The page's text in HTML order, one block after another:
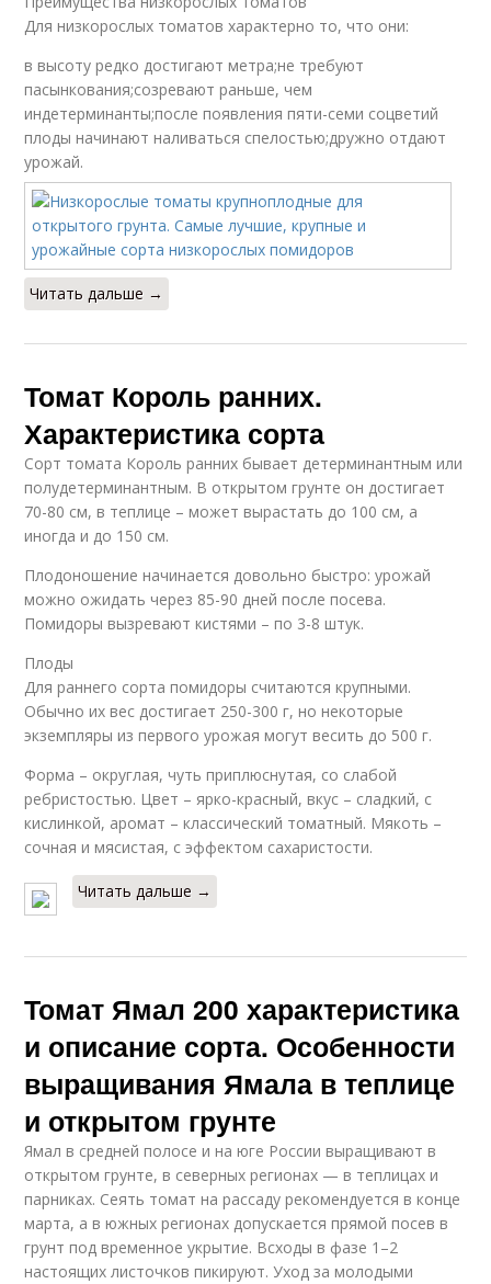
Для низкорослых томатов характерно то, что они:
в высоту редко достигают метра;не требуют
пасынкования;созревают раньше, чем
индетерминанты;после появления пяти-семи соцветий
плоды начинают наливаться спелостью;дружно отдают
урожай.
Читать дальше →
Томат Король ранних.
Характеристика сорта
Сорт томата Король ранних бывает детерминантным или
полудетерминантным. В открытом грунте он достигает
70-80 см, в теплице – может вырастать до 100 см, а
иногда и до 150 см.
Плодоношение начинается довольно быстро: урожай
можно ожидать через 85-90 дней после посева.
Помидоры вызревают кистями – по 3-8 штук.
Плоды
Для раннего сорта помидоры считаются крупными.
Обычно их вес достигает 250-300 г, но некоторые
экземпляры из первого урожая могут весить до 500 г.
Форма – округлая, чуть приплюснутая, со слабой
ребристостью. Цвет – ярко-красный, вкус – сладкий, с
кислинкой, аромат – классический томатный. Мякоть –
сочная и мясистая, с эффектом сахаристости.
Читать дальше →
Томат Ямал 200 характеристика
и описание сорта. Особенности
выращивания Ямала в теплице
и открытом грунте
Ямал в средней полосе и на юге России выращивают в
открытом грунте, в северных регионах — в теплицах и
парниках. Сеять томат на рассаду рекомендуется в конце
марта, а в южных регионах допускается прямой посев в
грунт под временное укрытие. Всходы в фазе 1–2
настоящих листочков пикируют. Уход за молодыми